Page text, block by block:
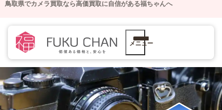
鳥取県でカメラ買取なら高価買取に自信がある福ちゃんへ
メニュー